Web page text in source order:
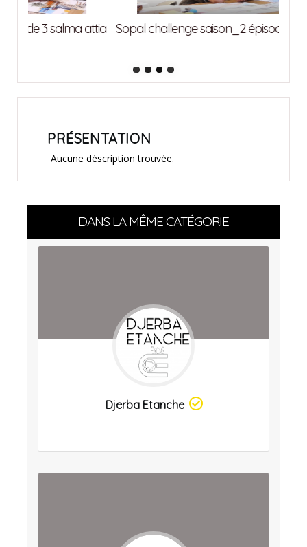
Sopal challenge saison_2 épisode 2 ghrab imed
PRÉSENTATION
Aucune déscription trouvée.
DANS LA MÊME CATÉGORIE
Djerba Etanche